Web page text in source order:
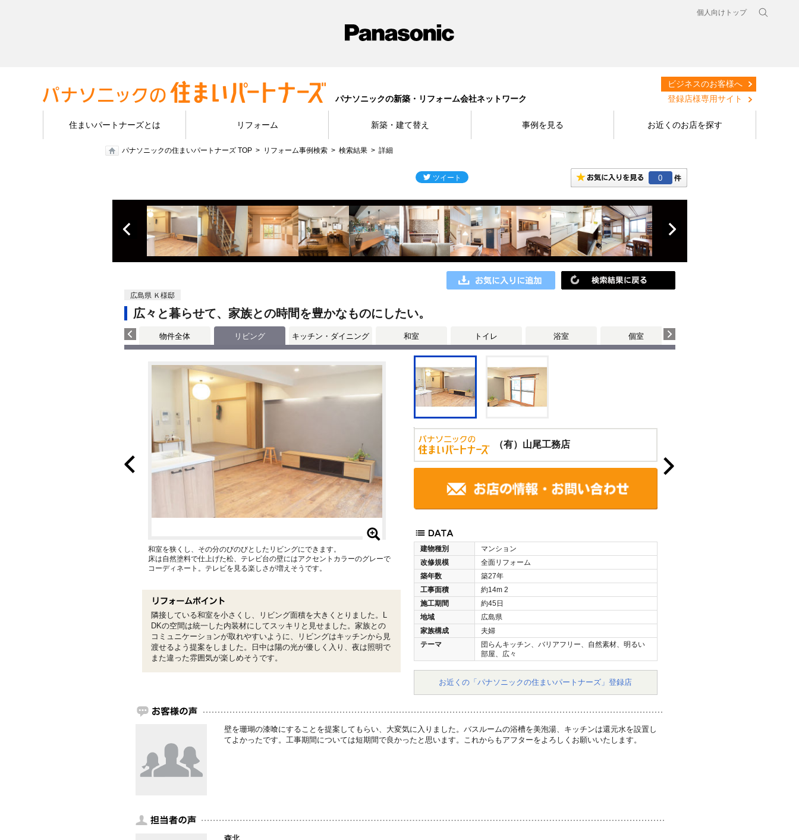
個人向けトップ
パナソニックの新築・リフォーム会社ネットワーク
ビジネスのお客様へ
登録店様専用サイト
住まいパートナーズとは リフォーム 新築・建て替え 事例を見る お近くのお店を探す
パナソニックの住まいパートナーズ TOP リフォーム事例検索 検索結果 詳細
0
広島県 Ｋ様邸
広々と暮らせて、家族との時間を豊かなものにしたい。
物件全体 リビング キッチン・ダイニング 和室 トイレ 浴室 個室
（有）山尾工務店
建物種別
マンション
改修規模
全面リフォーム
築年数
築27年
工事面積
約14m 2
施工期間
約45日
地域
広島県
家族構成
夫婦
テーマ
団らんキッチン、バリアフリー、自然素材、明るい
部屋、広々
お近くの「パナソニックの住まいパートナーズ」登録店
和室を狭くし、その分のびのびとしたリビングにできます。
床は自然塗料で仕上げた松、テレビ台の壁にはアクセントカラーのグレーで
コーディネート。テレビを見る楽しさが増えそうです。
隣接している和室を小さくし、リビング面積を大きくとりました。L
DKの空間は統一した内装材にしてスッキリと見せました。家族との
コミュニケーションが取れやすいように、リビングはキッチンから見
渡せるよう提案をしました。日中は陽の光が優しく入り、夜は照明で
また違った雰囲気が楽しめそうです。
壁を珊瑚の漆喰にすることを提案してもらい、大変気に入りました。バスルームの浴槽を美泡湯、キッチンは還元水を設置し
てよかったです。工事期間については短期間で良かったと思います。これからもアフターをよろしくお願いいたします。